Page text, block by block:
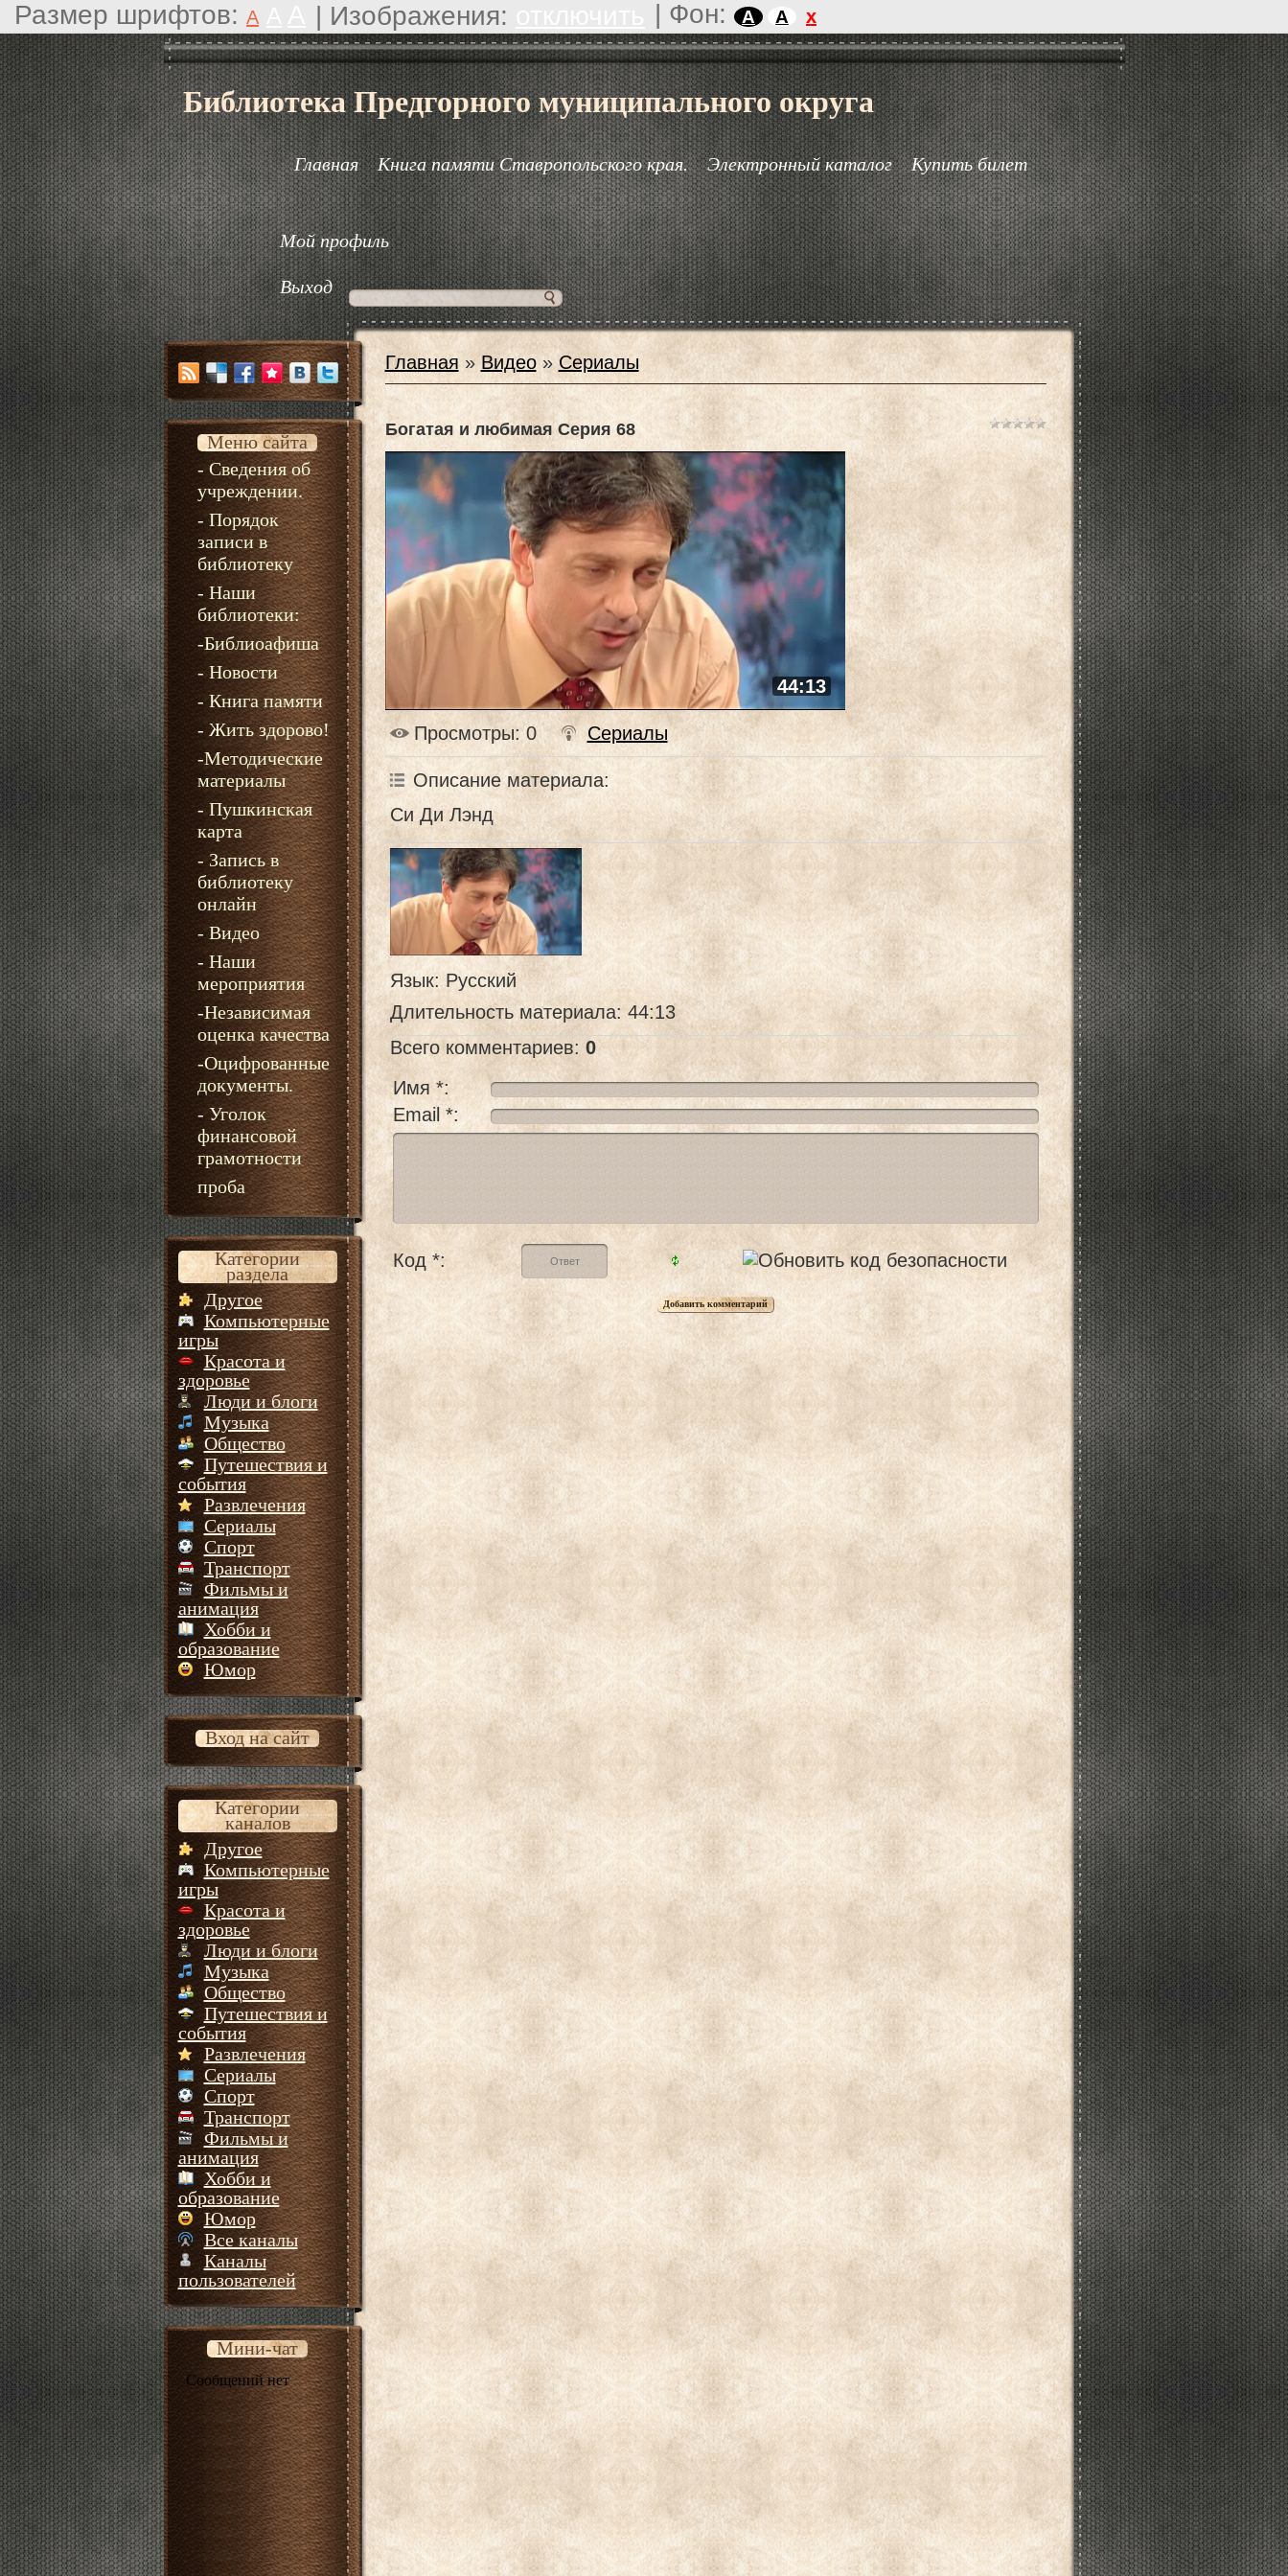
Размер шрифтов: A | Изображения: | Фон: A A x
Библиотека Предгорного муниципального округа
Главная Книга памяти Ставропольского края. Электронный каталог Купить билет
Мой профиль
Выход
Меню сайта
- Сведения об
учреждении.
- Порядок
записи в
библиотеку
- Наши
библиотеки:
-Библиоафиша
- Новости
- Книга памяти
- Жить здорово!
-Методические
материалы
- Пушкинская
карта
- Запись в
библиотеку
онлайн
- Видео
- Наши
мероприятия
-Независимая
оценка качества
-Оцифрованные
документы.
- Уголок
финансовой
грамотности
проба
Категории
раздела
Другое
Компьютерные
игры
Красота и
здоровье
Люди и блоги
Музыка
Общество
Путешествия и
события
Развлечения
Сериалы
Спорт
Транспорт
Фильмы и
анимация
Хобби и
образование
Юмор
Вход на сайт
Категории
каналов
Другое
Компьютерные
игры
Красота и
здоровье
Люди и блоги
Музыка
Общество
Путешествия и
события
Развлечения
Сериалы
Спорт
Транспорт
Фильмы и
анимация
Хобби и
образование
Юмор
Все каналы
Каналы
пользователей
Мини-чат
Главная »Видео» Сериалы
Богатая и любимая Серия 68
44:13
Просмотры: 0 Сериалы
Описание материала:
Си Ди Лэнд
Язык: Русский
Длительность материала: 44:13
Всего комментариев: 0
Имя *:
Email *:
Код *: